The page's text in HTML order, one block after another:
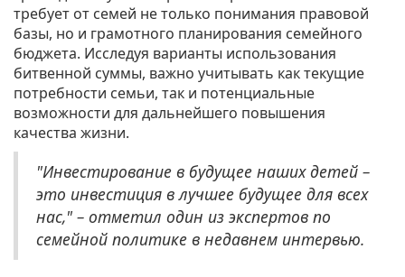
требует от семей не только понимания правовой
базы, но и грамотного планирования семейного
бюджета. Исследуя варианты использования
битвенной суммы, важно учитывать как текущие
потребности семьи, так и потенциальные
возможности для дальнейшего повышения
качества жизни.
"Инвестирование в будущее наших детей –
это инвестиция в лучшее будущее для всех
нас," – отметил один из экспертов по
семейной политике в недавнем интервью.